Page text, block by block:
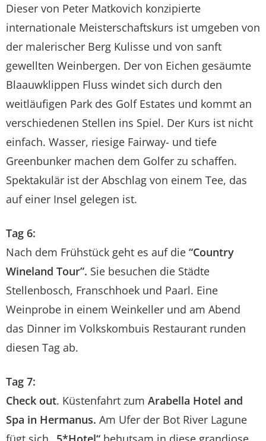
Dieser von Peter Matkovich konzipierte
internationale Meisterschaftskurs ist umgeben von
der malerischer Berg Kulisse und von sanft
gewellten Weinbergen. Der von Eichen gesäumte
Blaauwklippen Fluss windet sich durch den
weitläufigen Park des Golf Estates und kommt an
verschiedenen Stellen ins Spiel. Der Kurs ist nicht
einfach. Wasser, riesige Fairway- und tiefe
Greenbunker machen dem Golfer zu schaffen.
Spektakulär ist der Abschlag von einem Tee, das
auf einer Insel gelegen ist.
Tag 6:
Nach dem Frühstück geht es auf die “Country
Wineland Tour”. Sie besuchen die Städte
Stellenbosch, Franschhoek und Paarl. Eine
Weinprobe in einem Weinkeller und am Abend
das Dinner im Volkskombuis Restaurant runden
diesen Tag ab.
Tag 7:
Check out. Küstenfahrt zum Arabella Hotel and
Spa in Hermanus. Am Ufer der Bot River Lagune